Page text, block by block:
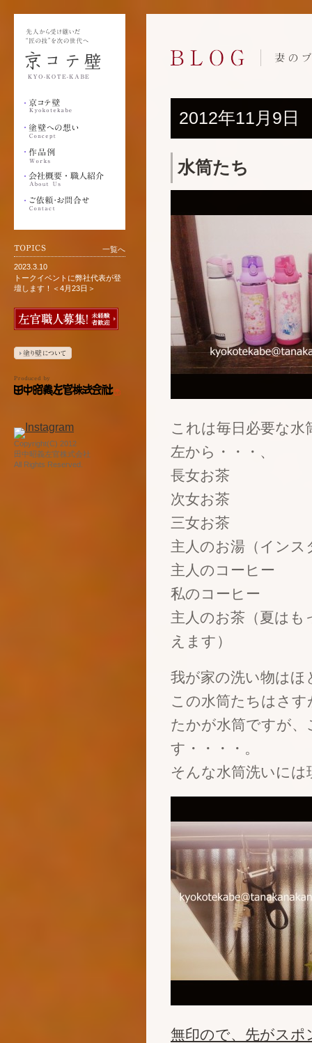
一覧へ
2023.3.10
トークイベントに弊社代表が登
壇します！＜4月23日＞
Copyright(C) 2012
田中昭義左官株式会社
All Rights Reserved.
2012年11月9日
水筒たち
これは毎日必要な水
左から・・・、
長女お茶
次女お茶
三女お茶
主人のお湯（イン
主人のコーヒー
私のコーヒー
主人のお茶（夏は
えます）
我が家の洗い物は
この水筒たちはさ
たかが水筒ですが
す・・・・。
そんな水筒洗いに
無印ので、先がス